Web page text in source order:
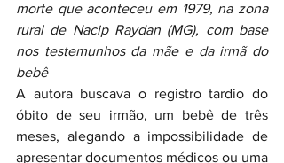
morte que aconteceu em 1979, na zona
rural de Nacip Raydan (MG), com base
nos testemunhos da mãe e da irmã do
bebê
A autora buscava o registro tardio do
óbito de seu irmão, um bebê de três
meses, alegando a impossibilidade de
apresentar documentos médicos ou uma